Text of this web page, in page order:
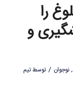
را
و
,نوجوان / توسطتیم